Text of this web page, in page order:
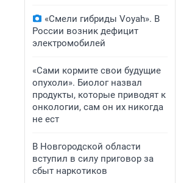
«Смели гибриды Voyah». В
России возник дефицит
электромобилей
«Сами кормите свои будущие
опухоли». Биолог назвал
продукты, которые приводят к
онкологии, сам он их никогда
не ест
В Новгородской области
вступил в силу приговор за
сбыт наркотиков